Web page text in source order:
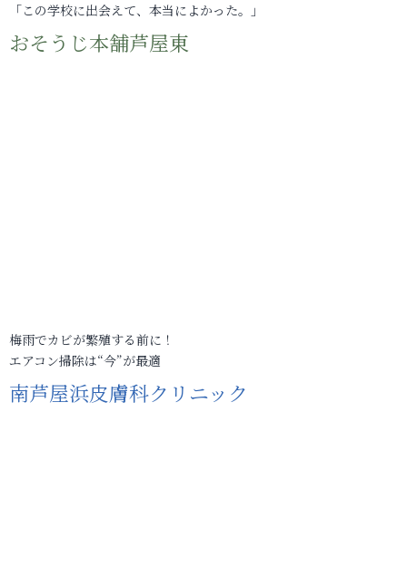
「この学校に出会えて、本当によかった。」
おそうじ本舗芦屋東
梅雨でカビが繁殖する前に！
エアコン掃除は“今”が最適
南芦屋浜皮膚科クリニック